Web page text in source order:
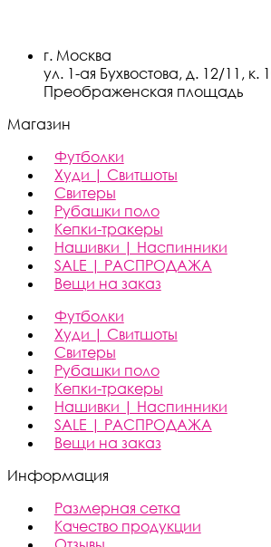
г. Москва
ул. 1-ая Бухвостова, д. 12/11, к.
Преображенская площадь
Магазин
Футболки
Худи | Свитшоты
Свитеры
Рубашки поло
Кепки-тракеры
Нашивки | Наспинники
SALE | РАСПРОДАЖА
Вещи на заказ
Футболки
Худи | Свитшоты
Свитеры
Рубашки поло
Кепки-тракеры
Нашивки | Наспинники
SALE | РАСПРОДАЖА
Вещи на заказ
Информация
Размерная сетка
Качество продукции